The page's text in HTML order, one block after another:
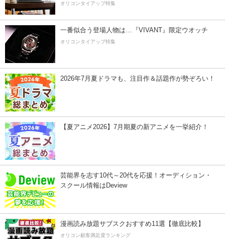
オリコンタイアップ特集
一番似合う登場人物は…『VIVANT』限定ウオッチ
オリコンタイアップ特集
2026年7月夏ドラマも、注目作＆話題作が勢ぞろい！
【夏アニメ2026】7月期夏の新アニメを一挙紹介！
芸能界を志す10代～20代を応援！オーディション・
スクール情報はDeview
漫画読み放題サブスクおすすめ11選【徹底比較】
オリコン顧客満足度ランキング